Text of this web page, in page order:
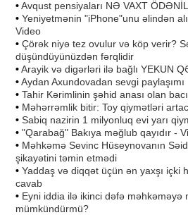
•Avqust pensiyaları NƏ VAXT
• Yeniyetmənin "iPhone"unu əlindən
Video
• Çörək niyə tez ovulur və köp verir?
düşündüyünüzdən fərqlidir
•Arayik və digərləri ilə bağlı YEKUN
•Aydan Axundovadan sevgi paylaşımı
• Tahir Kərimlinin şəhid anası olan
• Məhərrəmlik bitir: Toy qiymətləri
• Sabiq nazirin 1 milyonluq evi yarı
• "Qarabağ" Bakıya məğlub qayıdır -
• Məhkəmə Sevinc Hüseynovanın
şikayətini təmin etmədi
• Yaddaş və diqqət üçün ən yaxşı içki
cavab
• Eyni iddia ilə ikinci dəfə məhkəməyə
mümkündürmü?